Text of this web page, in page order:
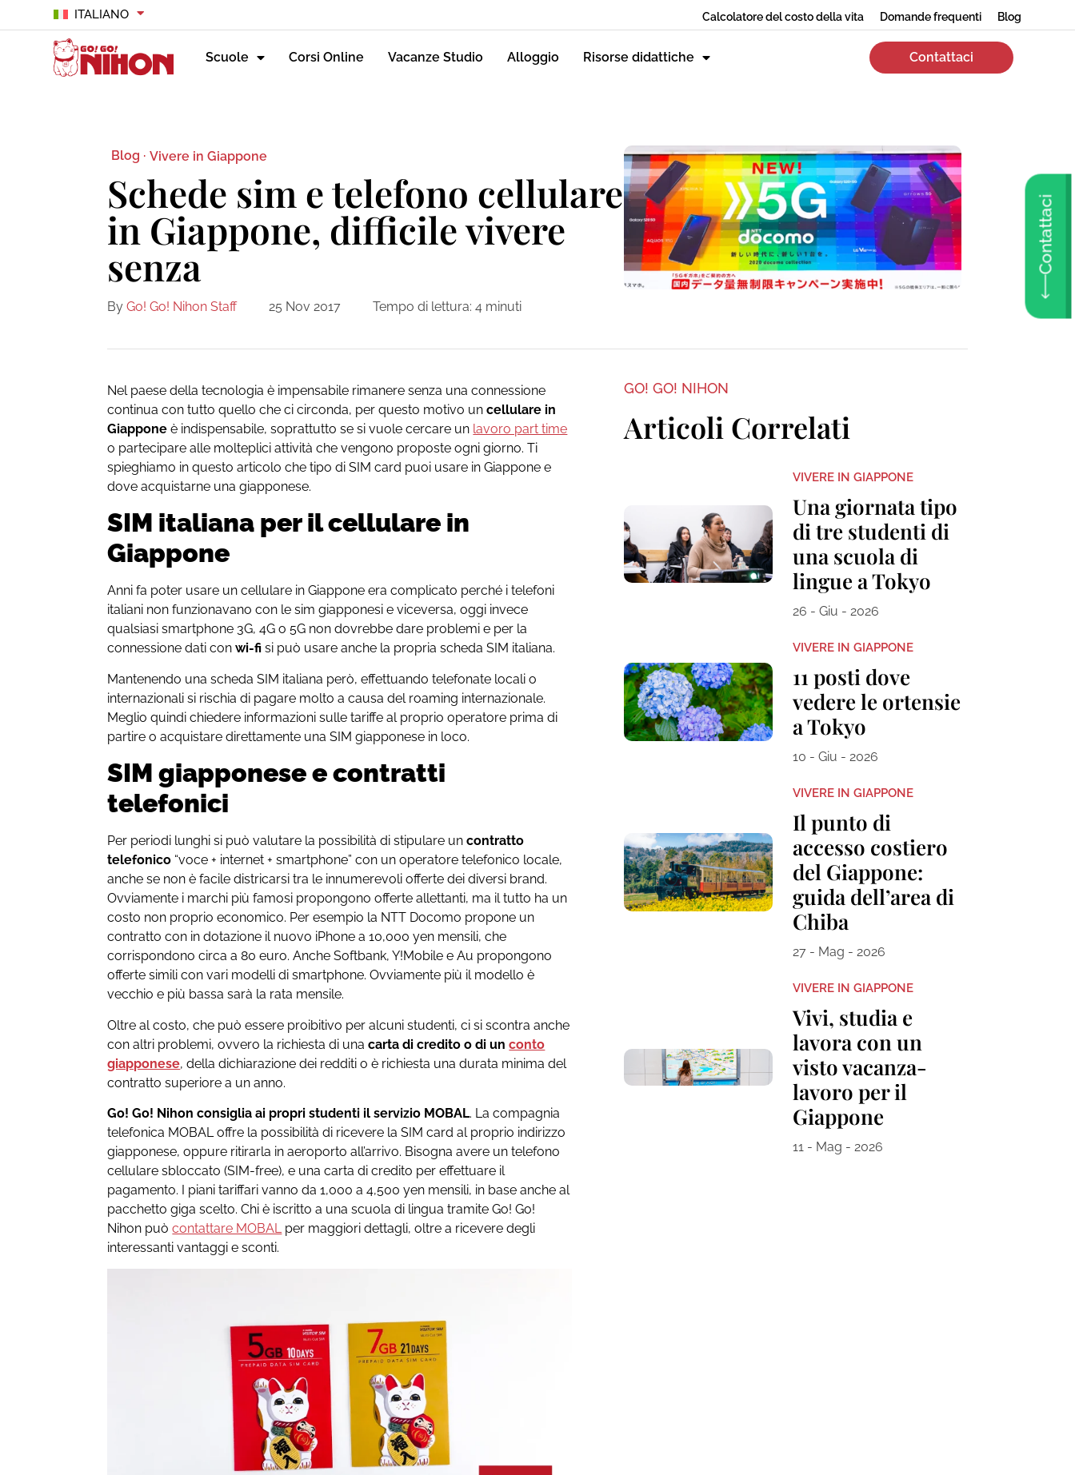
ITALIANO Calcolatore del costo della vita Domande frequenti Blog
Scuole Corsi Online Vacanze Studio Alloggio Risorse didattiche Contattaci
Contattaci
Blog · Vivere in Giappone
Schede sim e telefono cellulare
in Giappone, difficile vivere
senza
By Go! Go! Nihon Staff 25 Nov 2017 Tempo di lettura: 4 minuti
Nel paese della tecnologia è impensabile rimanere senza una connessione
continua con tutto quello che ci circonda, per questo motivo uncellulare in
Giappone è indispensabile, soprattutto se si vuole cercare un lavoro part time
o partecipare alle molteplici attività che vengono proposte ogni giorno. Ti
spieghiamo in questo articolo che tipo di SIM card puoi usare in Giappone e
dove acquistarne una giapponese.
SIM italiana per il cellulare in
Giappone
Anni fa poter usare un cellulare in Giappone era complicato perché i telefoni
italiani non funzionavano con le sim giapponesi e viceversa, oggi invece
qualsiasi smartphone 3G, 4G o 5G non dovrebbe dare problemi e per la
connessione dati con wi-fi si può usare anche la propria scheda SIM italiana.
Mantenendo una scheda SIM italiana però, effettuando telefonate locali o
internazionali si rischia di pagare molto a causa del roaming internazionale.
Meglio quindi chiedere informazioni sulle tariffe al proprio operatore prima di
partire o acquistare direttamente una SIM giapponese in loco.
SIM giapponese e contratti
telefonici
Per periodi lunghi si può valutare la possibilità di stipulare uncontratto
telefonico “voce + internet + smartphone” con un operatore telefonico locale,
anche se non è facile districarsi tra le innumerevoli offerte dei diversi brand.
Ovviamente i marchi più famosi propongono offerte allettanti, ma il tutto ha un
costo non proprio economico. Per esempio la NTT Docomo propone un
contratto con in dotazione il nuovo iPhone a 10,000 yen mensili, che
corrispondono circa a 80 euro. Anche Softbank, Y!Mobile e Au propongono
offerte simili con vari modelli di smartphone. Ovviamente più il modello è
vecchio e più bassa sarà la rata mensile.
Oltre al costo, che può essere proibitivo per alcuni studenti, ci si scontra anche
con altri problemi, ovvero la richiesta di unacarta di credito o di unconto
giapponese, della dichiarazione dei redditi o è richiesta una durata minima del
contratto superiore a un anno.
Go! Go! Nihon consiglia ai propri studenti il servizio MOBAL. La compagnia
telefonica MOBAL offre la possibilità di ricevere la SIM card al proprio indirizzo
giapponese, oppure ritirarla in aeroporto all’arrivo. Bisogna avere un telefono
cellulare sbloccato (SIM-free), e una carta di credito per effettuare il
pagamento. I piani tariffari vanno da 1,000 a 4,500 yen mensili, in base anche al
pacchetto giga scelto. Chi è iscritto a una scuola di lingua tramite Go! Go!
Nihon puòcontattare MOBAL per maggiori dettagli, oltre a ricevere degli
interessanti vantaggi e sconti.
GO! GO! NIHON
Articoli Correlati
VIVERE IN GIAPPONE
Una giornata tipo
di tre studenti di
una scuola di
lingue a Tokyo
26 - Giu - 2026
VIVERE IN GIAPPONE
11 posti dove
vedere le ortensie
a Tokyo
10 - Giu - 2026
VIVERE IN GIAPPONE
Il punto di
accesso costiero
del Giappone:
guida dell’area di
Chiba
27 - Mag - 2026
VIVERE IN GIAPPONE
Vivi, studia e
lavora con un
visto vacanza-
lavoro per il
Giappone
11 - Mag - 2026